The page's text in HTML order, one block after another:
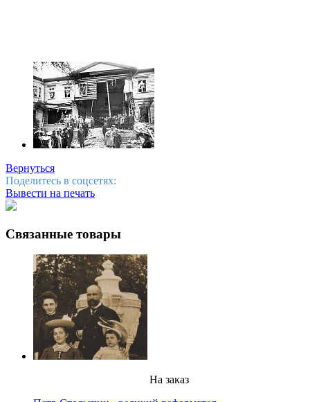
Вернуться
Поделитесь в соцсетях:
Вывести на печать
Связанные товары
На заказ